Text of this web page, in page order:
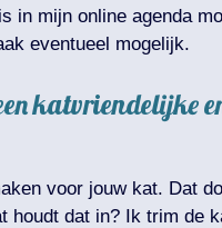
mijn online agenda
eventueel mogelijk.
katvriendelijke
voor jouw kat. Dat
houdt dat in? Ik trim de